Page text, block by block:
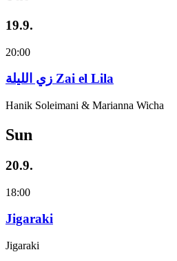
19.9.
20:00
زي‌ اللیلة Zai el Lila
Hanik Soleimani & Marianna Wicha
Sun
20.9.
18:00
Jigaraki
Jigaraki